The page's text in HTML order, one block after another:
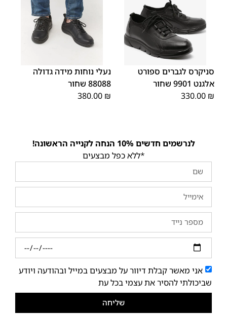
סניקרס לגברים ספורט
אלגנט 9901 שחור
330.00 ₪
נעלי נוחות מידה גדולה
88088 שחור
380.00 ₪
לנרשמים חדשים 10% הנחה לקנייה הראשונה!
*ללא כפל מבצעים
אני מאשר קבלת דיוור על מבצעים במייל ובהודעה ויודע
שביכולתי להסיר את עצמי בכל עת
שליחה